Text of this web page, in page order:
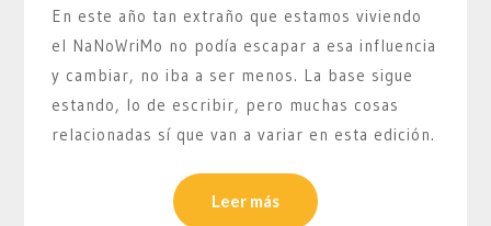
En este año tan extraño que estamos viviendo
el NaNoWriMo no podía escapar a esa influencia
y cambiar, no iba a ser menos. La base sigue
estando, lo de escribir, pero muchas cosas
relacionadas sí que van a variar en esta edición.
Leer más